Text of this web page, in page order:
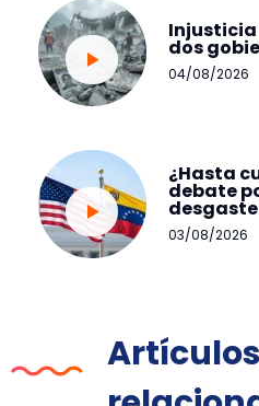
Injusticia
dos
04/08/2026
¿Hasta
debate
03/08/2026
Artículos